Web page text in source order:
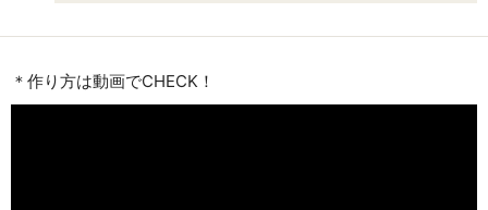
＊作り方は動画でCHECK！